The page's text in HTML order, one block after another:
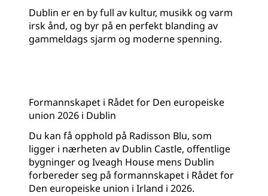
Dublin er en by full av kultur, musikk og varm
irsk ånd, og byr på en perfekt blanding av
gammeldags sjarm og moderne spenning.
Formannskapet i Rådet for Den europeiske
union 2026 i Dublin
Du kan få opphold på Radisson Blu, som
ligger i nærheten av Dublin Castle, offentlige
bygninger og Iveagh House mens Dublin
forbereder seg på formannskapet i Rådet for
Den europeiske union i Irland i 2026.